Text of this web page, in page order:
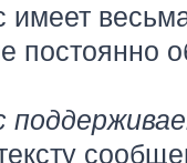
имеет
постоянно